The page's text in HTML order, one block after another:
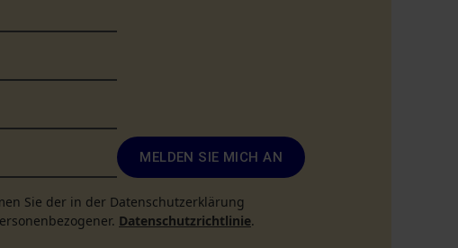
MELDEN SIE MICH AN
Sie der in der Datenschutzerklärung
Datenschutzrichtlinie.